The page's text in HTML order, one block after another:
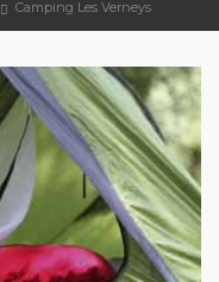
Camping Les Verneys